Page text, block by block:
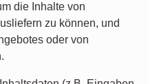
die Inhalte von
zu können, und
oder von